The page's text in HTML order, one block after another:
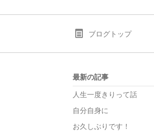
ブログトップ
最新の記事
人生一度きりって話
自分自身に
お久しぶりです！